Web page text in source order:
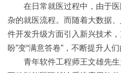
在日常就医过程中，由于
杂的就医流程。而随着大数据
件开发升级方面引入新兴技术
盼”变“满意答卷”，不断提升人
青年软件工程师王文雄先